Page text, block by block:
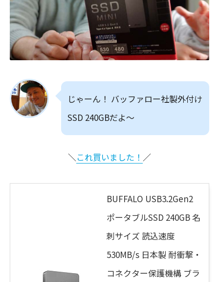
じゃーん！ バッファロー社製外付け
SSD 240GBだよ〜
＼ これ買いました！ ／
BUFFALO USB3.2Gen2
ポータブルSSD 240GB 名
刺サイズ 読込速度
530MB/s 日本製 耐衝撃・
コネクター保護機構 ブラ